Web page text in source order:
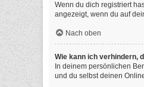
Wenn du dich registriert
angezeigt, wenn du auf
Nach oben
Wie kann ich verhindern,
In deinem persönlichen
und du selbst deinen